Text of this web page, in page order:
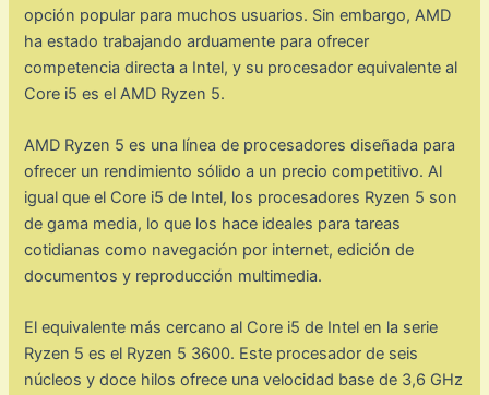
opción popular para muchos usuarios. Sin embargo, AMD
ha estado trabajando arduamente para ofrecer
competencia directa a Intel, y su procesador equivalente al
Core i5 es el AMD Ryzen 5.
AMD Ryzen 5 es una línea de procesadores diseñada para
ofrecer un rendimiento sólido a un precio competitivo. Al
igual que el Core i5 de Intel, los procesadores Ryzen 5 son
de gama media, lo que los hace ideales para tareas
cotidianas como navegación por internet, edición de
documentos y reproducción multimedia.
El equivalente más cercano al Core i5 de Intel en la serie
Ryzen 5 es el Ryzen 5 3600. Este procesador de seis
núcleos y doce hilos ofrece una velocidad base de 3,6 GHz